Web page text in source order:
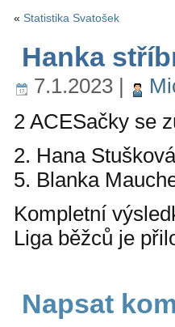
« Statistika Svatošek
Hanka
7.1.2023 |
2 ACESačky se
2. Hana
5. Blanka
Kompletní
Liga běžců je
Napsat